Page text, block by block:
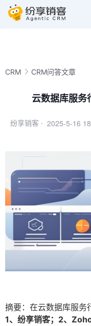
CRM CRM问答文章
云数据库服务
纷享销客 · 2025-5-16
摘要：在云数据库服务
1、纷享销客；2、